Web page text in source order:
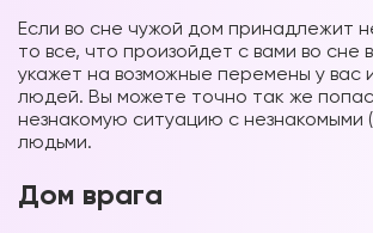
Если во сне чужой дом принадлежит
то все, что произойдет с вами во сне
укажет на возможные перемены у вас
людей. Вы можете точно так же
незнакомую ситуацию с незнакомыми
людьми.
Дом врага